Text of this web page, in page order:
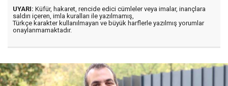
UYARI: Küfür, hakaret, rencide edici cümleler veya imalar, inançlara
saldırı içeren, imla kuralları ile yazılmamış,
Türkçe karakter kullanılmayan ve büyük harflerle yazılmış yorumlar
onaylanmamaktadır.